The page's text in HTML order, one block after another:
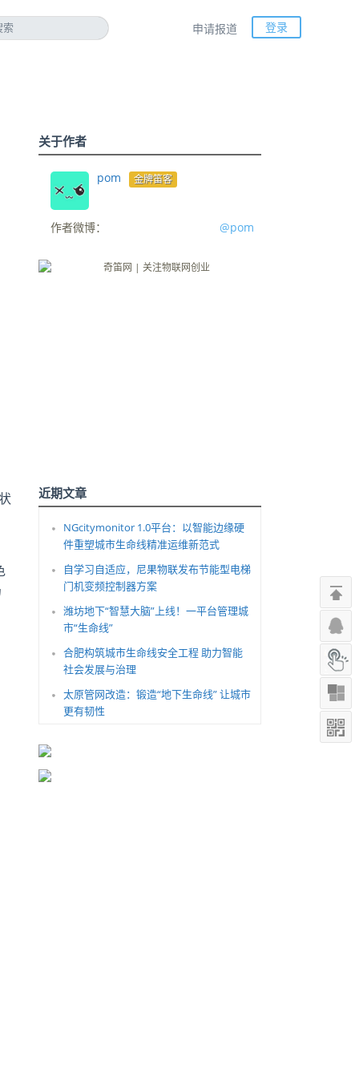
申请报道 登录
关于作者
pom 金牌笛客
作者微博： @pom
近期文章
NGcitymonitor 1.0平台：以智能边缘硬
件重塑城市生命线精准运维新范式
自学习自适应，尼果物联发布节能型电梯
门机变频控制器方案
潍坊地下“智慧大脑”上线！一平台管理城
市“生命线”
合肥构筑城市生命线安全工程 助力智能
社会发展与治理
太原管网改造：锻造“地下生命线” 让城市
更有韧性